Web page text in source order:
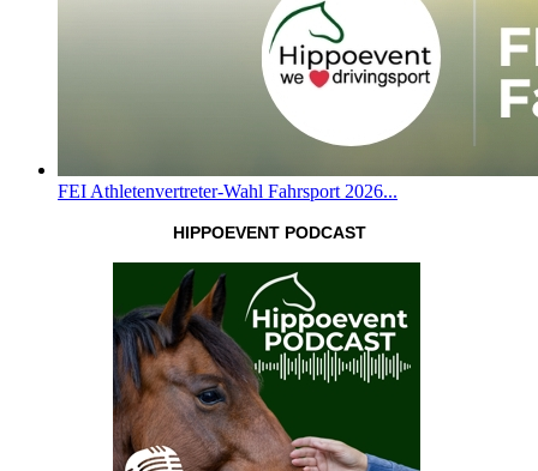
FEI Athletenvertreter-Wahl Fahrsport 2026...
HIPPOEVENT PODCAST